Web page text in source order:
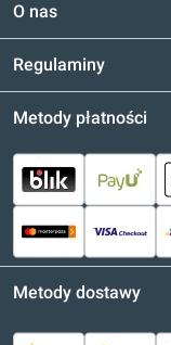
O nas
Regulaminy
Metody płatności
Metody dostawy